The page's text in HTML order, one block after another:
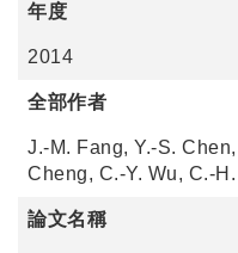
年度
2014
全部作者
J.-M. Fang, Y.-S.
Cheng, C.-Y. Wu, C.-
論文名稱